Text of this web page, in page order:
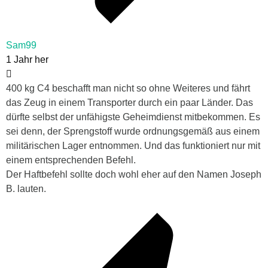
Sam99
1 Jahr her
400 kg C4 beschafft man nicht so ohne Weiteres und fährt
das Zeug in einem Transporter durch ein paar Länder. Das
dürfte selbst der unfähigste Geheimdienst mitbekommen. Es
sei denn, der Sprengstoff wurde ordnungsgemäß aus einem
militärischen Lager entnommen. Und das funktioniert nur mit
einem entsprechenden Befehl.
Der Haftbefehl sollte doch wohl eher auf den Namen Joseph
B. lauten.